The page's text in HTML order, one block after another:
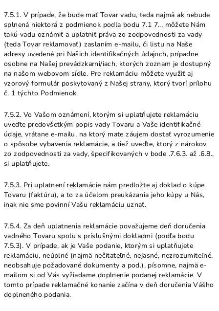
7.5.1. V prípade, že bude mať Tovar vadu, teda najmä ak nebude
splnená niektorá z podmienok podľa bodu 7.1 7.., môžete Nám
takú vadu oznámiť a uplatniť práva zo zodpovednosti za vady
(teda Tovar reklamovať) zaslaním e-mailu, či listu na Naše
adresy uvedené pri Našich identifikačných údajoch, prípadne
osobne na Našej prevádzkarni/iach, ktorých zoznam je dostupný
na našom webovom sídle. Pre reklamáciu môžete využiť aj
vzorový formulár poskytovaný z Našej strany, ktorý tvorí prílohu
č. 1 týchto Podmienok.
7.5.2. Vo Vašom oznámení, ktorým si uplatňujete reklamáciu
uveďte predovšetkým popis vady Tovaru a Vaše identifikačné
údaje, vrátane e-mailu, na ktorý mate záujem dostať vyrozumenie
o spôsobe vybavenia reklamácie, a tiež uveďte, ktorý z nárokov
zo zodpovednosti za vady, špecifikovaných v bode .7.6.3. až .6.8.,
si uplatňujete.
7.5.3. Pri uplatnení reklamácie nám predložte aj doklad o kúpe
Tovaru (faktúru), a to za účelom preukázania jeho kúpy u Nás,
inak nie sme povinní Vašu reklamáciu uznať.
7.5.4. Za deň uplatnenia reklamácie považujeme deň doručenia
vadného Tovaru spolu s príslušnými dokladmi (podľa bodu
7.5.3). V prípade, ak je Vaše podanie, ktorým si uplatňujete
reklamáciu, neúplné (najmä nečitateľné, nejasné, nezrozumiteľné,
neobsahuje požadované dokumenty a pod.), písomne, najmä e-
mailom si od Vás vyžiadame doplnenie podanej reklamácie. V
tomto prípade reklamačné konanie začína v deň doručenia Vášho
doplneného podania.